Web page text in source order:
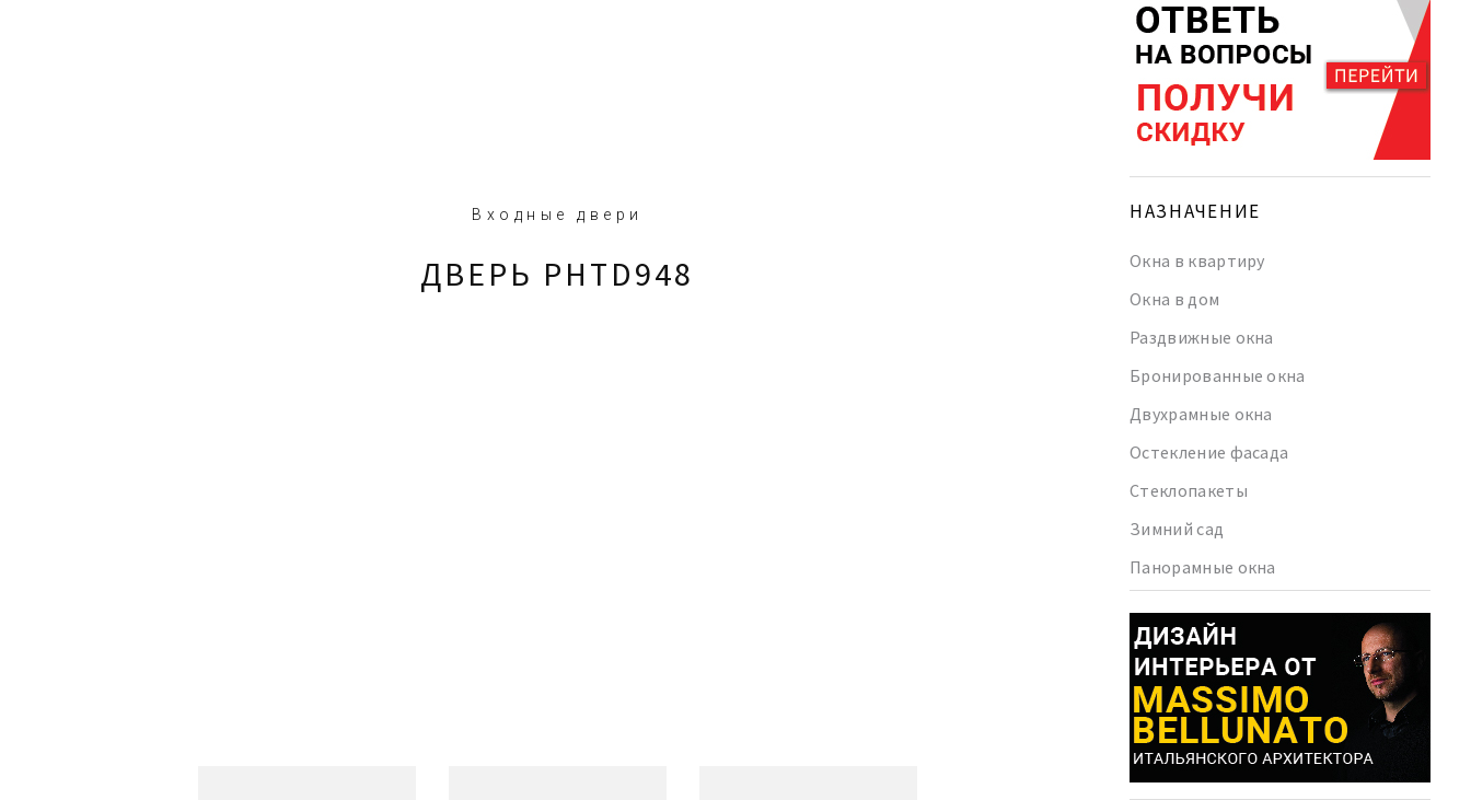
Входные двери
ДВЕРЬ PHTD948
НАЗНАЧЕНИЕ
Окна в квартиру
Окна в дом
Раздвижные окна
Бронированные окна
Двухрамные окна
Остекление фасада
Стеклопакеты
Зимний сад
Панорамные окна